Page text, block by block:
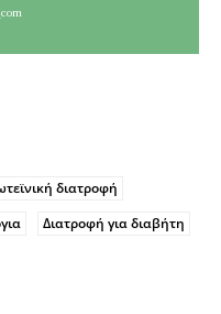
διατροφή
Διατροφή για διαβήτη